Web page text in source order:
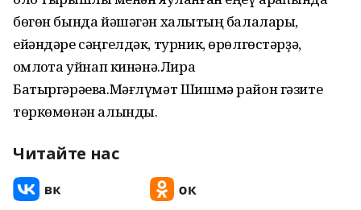
бөгөн бында йәшәгән халыҡтың балалары,
ейәндәре сәңгелдәк, турник, өрөлгөстәрҙә,
ҡомлоҡта уйнап кинәнә.Лира
Батыргәрәева.Мәғлүмәт Шишмә район гәзите
төркөмөнән алынды.
Читайте нас